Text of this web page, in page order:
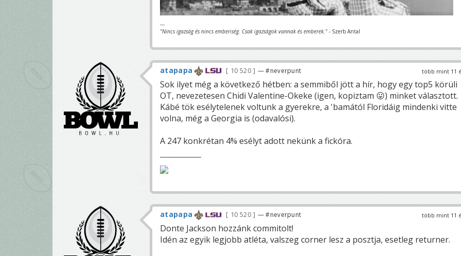
---
"Nincs igazság és nincs emberiség. Csak igazságok vannak és emberek." - Szerb Antal
több mint 11
atapapa 10 520 — #neverpunt
Sok ilyet még a következő hétben: a semmiből jött a hír, hogy egy top5 körüli
OT, nevezetesen Chidi Valentine-Okeke (igen, kopiztam 😛) minket választott.
Kábé tök esélytelenek voltunk a gyerekre, a 'bamától Floridáig mindenki vitte
volna, még a Georgia is (odavalósi).
A 247 konkrétan 4% esélyt adott nekünk a fickóra.
több mint 11
atapapa 10 520 — #neverpunt
Donte Jackson hozzánk commitolt!
Idén az egyik legjobb atléta, valszeg corner lesz a posztja, esetleg returner.